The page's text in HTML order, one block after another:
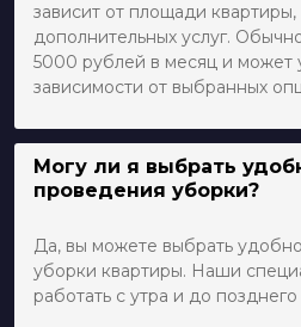
зависит от площади
дополнительных услуг.
5000 рублей в месяц и может
зависимости от выбранных
Могу ли я выбрать
проведения уборки?
Да, вы можете выбрать
уборки квартиры. Наши
работать с утра и до